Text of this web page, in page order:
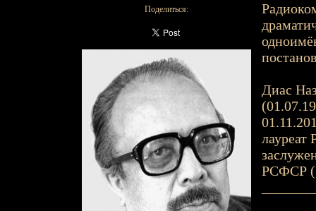
Поделиться:
Диас
лауреат
РСФСР